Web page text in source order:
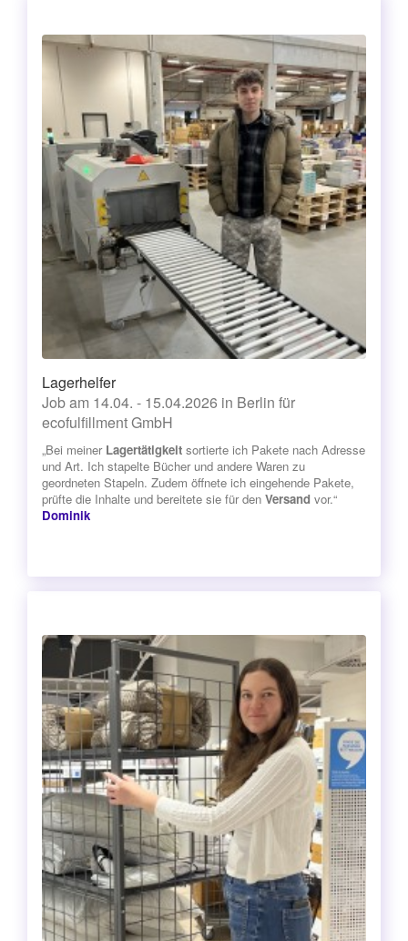
Lagerhelfer
Job am 14.04. - 15.04.2026 in Berlin für
ecofulfillment GmbH
„Bei meiner Lagertätigkeit sortierte ich Pakete nach Adresse
und Art. Ich stapelte Bücher und andere Waren zu
geordneten Stapeln. Zudem öffnete ich eingehende Pakete,
prüfte die Inhalte und bereitete sie für den Versand vor.“
Dominik